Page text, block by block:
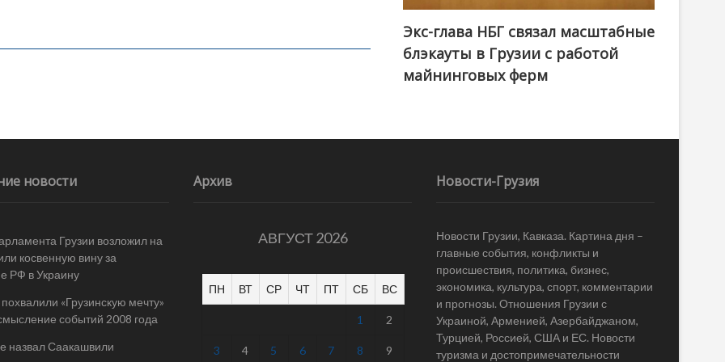
Экс-глава НБГ связал масштабные
блэкауты в Грузии с работой
майнинговых ферм
новости
Грузии возложил на
косвенную вину за
РФ в Украину
«Грузинскую мечту»
событий 2008 года
назвал Саакашвили
Архив
АВГУСТ 2026
ПН ВТ СР ЧТ ПТ СБ ВС
1 2
3 4 5 6 7 8 9
Новости-Грузия
Новости Грузии, Кавказа. Картина дня –
главные события, конфликты и
происшествия, политика, бизнес,
экономика, культура, спорт, комментарии
и прогнозы. Отношения Грузии с
Украиной, Арменией, Азербайджаном,
Турцией, Россией, США и ЕС. Новости
туризма и достопримечательности